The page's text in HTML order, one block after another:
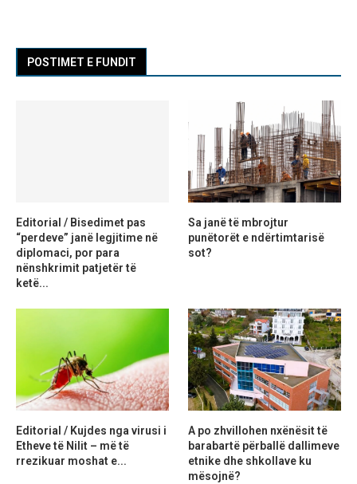
POSTIMET E FUNDIT
Editorial / Bisedimet pas
“perdeve” janë legjitime në
diplomaci, por para
nënshkrimit patjetër të
ketë...
Sa janë të mbrojtur
punëtorët e ndërtimtarisë
sot?
Editorial / Kujdes nga virusi i
Etheve të Nilit – më të
rrezikuar moshat e...
A po zhvillohen nxënësit të
barabartë përballë dallimeve
etnike dhe shkollave ku
mësojnë?